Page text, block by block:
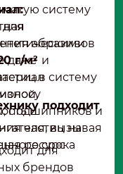
систему
для
абразивов
даже
в систему
подшипников и
вызывая
ресурс
г/м² и
и
частиц на
срока
подходит
для
брендов